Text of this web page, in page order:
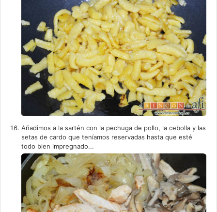
Añadimos a la sartén con la pechuga de pollo, la cebolla y las
setas de cardo que teníamos reservadas hasta que esté
todo bien impregnado...